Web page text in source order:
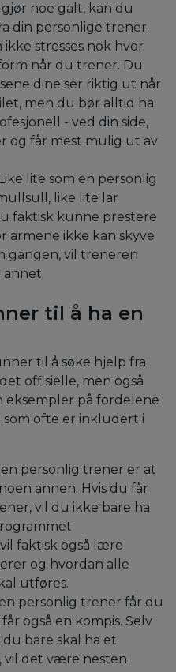
noe galt, kan du
din personlige trener.
ikke stresses nok hvor
når du trener. Du
dine ser riktig ut når
men du bør alltid ha
- ved din side,
og får mest mulig ut av
lite som en personlig
like lite lar
faktisk kunne prestere
armene ikke kan skyve
gangen, vil treneren
annet.
til å ha en
til å søke hjelp fra
offisielle, men også
eksempler på fordelene
som ofte er inkludert i
personlig trener er at
annen. Hvis du får
vil du ikke bare ha
faktisk også lære
og hvordan alle
utføres.
personlig trener får du
også en kompis. Selv
bare skal ha et
vil det være nesten